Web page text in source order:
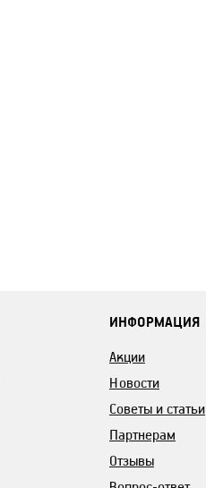
ИНФОРМАЦИЯ
Акции
Новости
Советы и статьи
Партнерам
Отзывы